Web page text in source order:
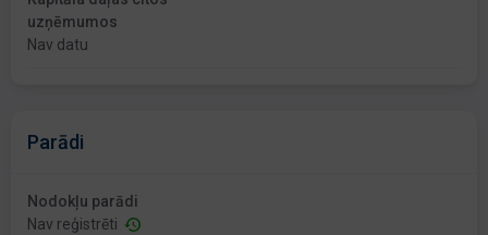
uzņēmumos
Nav datu
Parādi
Nodokļu parādi
Nav reģistrēti